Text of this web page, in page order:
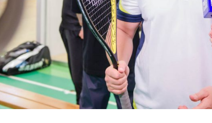
"Colaborare foarte bună, recomand cu
încredere tuturor sa facă foto video, ceea ce
au reușit să facă este absolut fantastic!
Sunt profesioniști, flexibili, lucreză cu
deadline și livrează servicii de foarte bună
calitate!"
de